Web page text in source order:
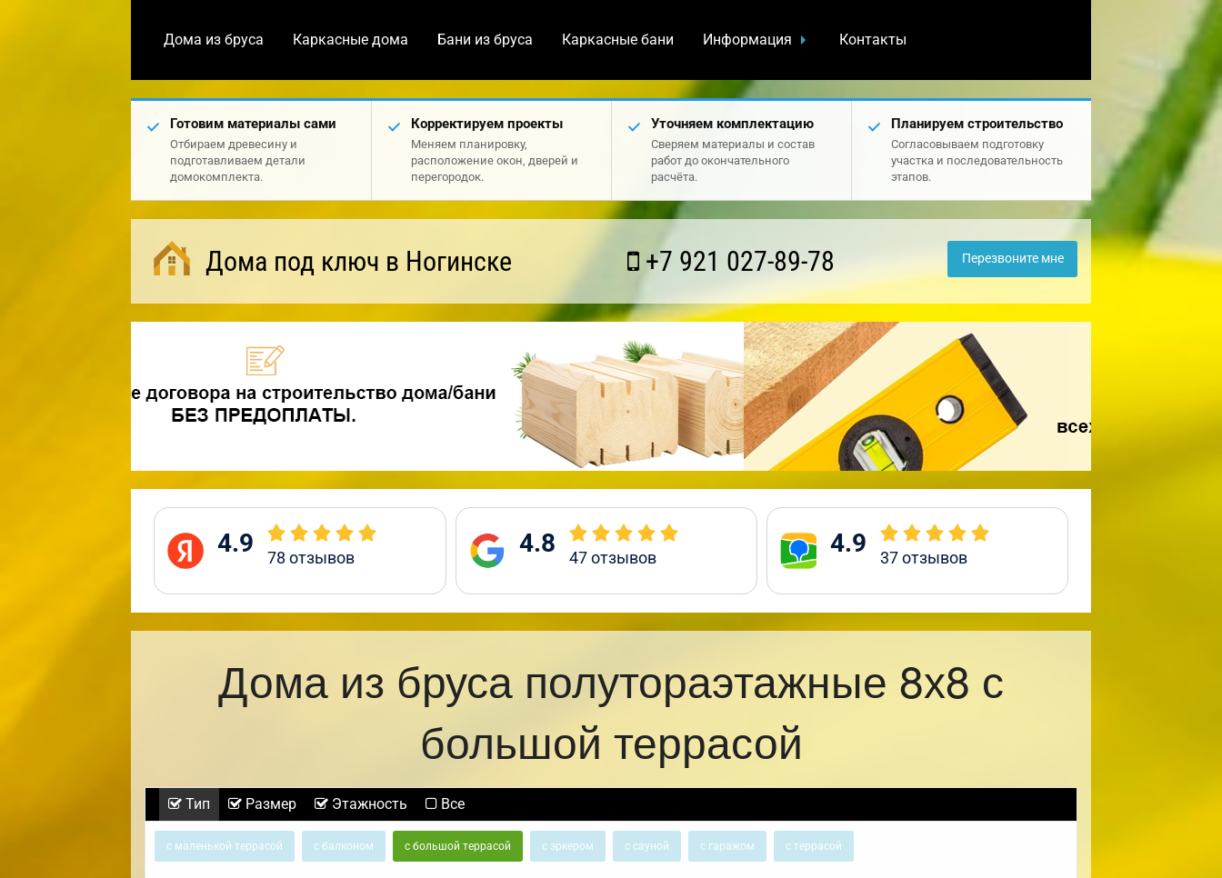
Дома из бруса Каркасные дома Бани из бруса Каркасные бани Информация Контакты
Готовим материалы сами
Отбираем древесину и
подготавливаем детали
домокомплекта.
Корректируем проекты
Меняем планировку,
расположение окон, дверей и
перегородок.
Уточняем комплектацию
Сверяем материалы и состав
работ до окончательного
расчёта.
Планируем строительство
Согласовываем подготовку
участка и последовательность
этапов.
Дома под ключ в Ногинске +7 921 027-89-78 Перезвоните мне
4.9 78 отзывов 4.8 47отзывов 4.9 37отзывов
Дома из бруса полутораэтажные 8х8 с
большой террасой
Тип Размер Этажность Все
с маленькой террасой с балконом с большой террасой с эркером с сауной с гаражом с террасой